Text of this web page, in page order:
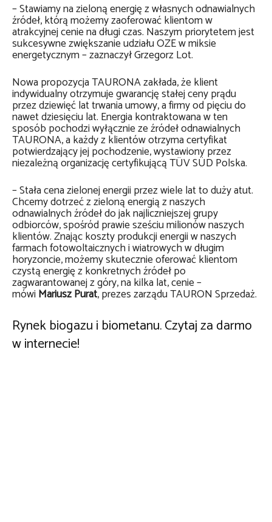
– Stawiamy na zieloną energię z własnych odnawialnych
źródeł, którą możemy zaoferować klientom w
atrakcyjnej cenie na długi czas. Naszym priorytetem jest
sukcesywne zwiększanie udziału OZE w miksie
energetycznym – zaznaczył Grzegorz Lot.
Nowa propozycja TAURONA zakłada, że klient
indywidualny otrzymuje gwarancję stałej ceny prądu
przez dziewięć lat trwania umowy, a firmy od pięciu do
nawet dziesięciu lat. Energia kontraktowana w ten
sposób pochodzi wyłącznie ze źródeł odnawialnych
TAURONA, a każdy z klientów otrzyma certyfikat
potwierdzający jej pochodzenie, wystawiony przez
niezależną organizację certyfikującą TÜV SÜD Polska.
– Stała cena zielonej energii przez wiele lat to duży atut.
Chcemy dotrzeć z zieloną energią z naszych
odnawialnych źródeł do jak najliczniejszej grupy
odbiorców, spośród prawie sześciu milionów naszych
klientów. Znając koszty produkcji energii w naszych
farmach fotowoltaicznych i wiatrowych w długim
horyzoncie, możemy skutecznie oferować klientom
czystą energię z konkretnych źródeł po
zagwarantowanej z góry, na kilka lat, cenie –
mówiMariusz Purat, prezes zarządu TAURON Sprzedaż.
Rynek biogazu i biometanu. Czytaj za darmo
w internecie!